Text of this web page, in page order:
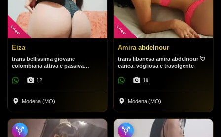
Cristal
Eiza
trans bellissima giovane
colombiana attiva e passiva
tutto quello che vuoi o farò tutto
12
Modena (MO)
Cristal
Amira abdelnour
trans libanesa amira abdelnour 💘
carica, vogliosa e travolgente
19
Modena (MO)